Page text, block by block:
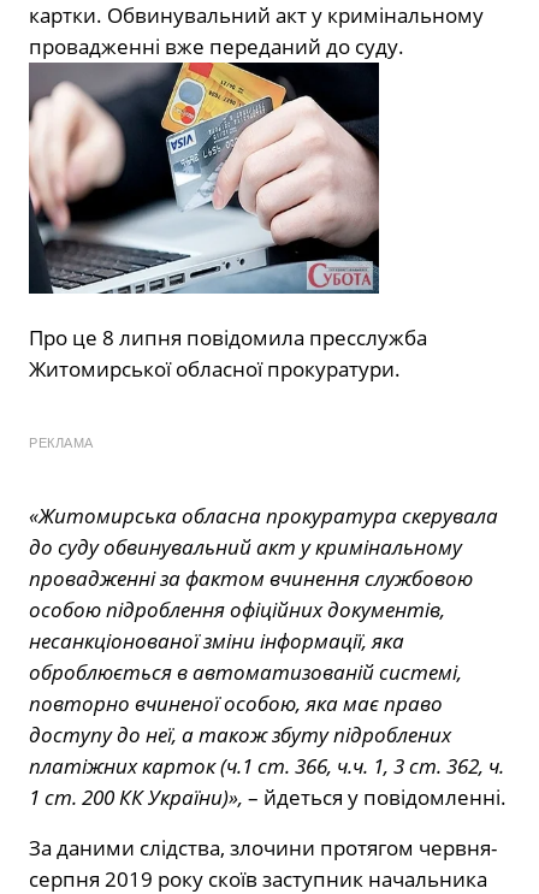
картки. Обвинувальний акт у кримінальному
провадженні вже переданий до суду.
Про це 8 липня повідомила пресслужба
Житомирської обласної прокуратури.
РЕКЛАМА
«Житомирська обласна прокуратура скерувала
до суду обвинувальний акт у кримінальному
провадженні за фактом вчинення службовою
особою підроблення офіційних документів,
несанкціонованої зміни інформації, яка
оброблюється в автоматизованій системі,
повторно вчиненої особою, яка має право
доступу до неї, а також збуту підроблених
платіжних карток (ч.1 ст. 366, ч.ч. 1, 3 ст. 362, ч.
1 ст. 200 КК України)», – йдеться у повідомленні.
За даними слідства, злочини протягом червня-
серпня 2019 року скоїв заступник начальника